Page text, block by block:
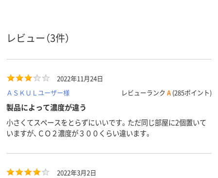
レビュー（3件）
2022年11月24日
ＡＳＫＵＬユーザー様
レビューランク A (285ポイント)
製品によって濃度が違う
小さくてスペースをとらずにいいです。ただ同じ部屋に2個置いて
いますが、ＣＯ２濃度が３００くらい違います。
2022年3月2日